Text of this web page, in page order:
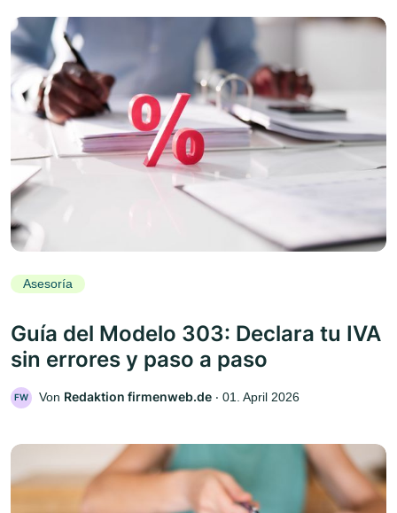
Asesoría
Guía del Modelo 303: Declara tu IVA
sin errores y paso a paso
FW Von Redaktion firmenweb.de ‧ 01. April 2026